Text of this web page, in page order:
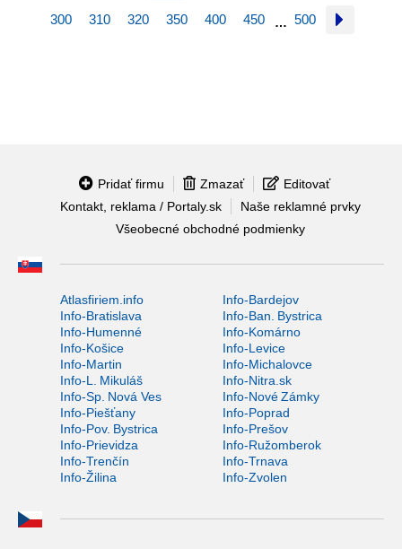
300 310 320 350 400 450 … 500
Pridať firmu Zmazať
Editovať
Kontakt, reklama / Portaly.sk
Naše reklamné prvky
Všeobecné obchodné podmienky
Atlasfiriem.info
Info-Bardejov
Info-Bratislava
Info-Ban. Bystrica
Info-Humenné
Info-Komárno
Info-Košice
Info-Levice
Info-Martin
Info-Michalovce
Info-L. Mikuláš
Info-Nitra.sk
Info-Sp. Nová Ves
Info-Nové Zámky
Info-Piešťany
Info-Poprad
Info-Pov. Bystrica
Info-Prešov
Info-Prievidza
Info-Ružomberok
Info-Trenčín
Info-Trnava
Info-Žilina
Info-Zvolen